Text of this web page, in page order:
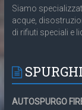
Siamo
acque,
di rifiuti speciali e
AUTOSPURGO